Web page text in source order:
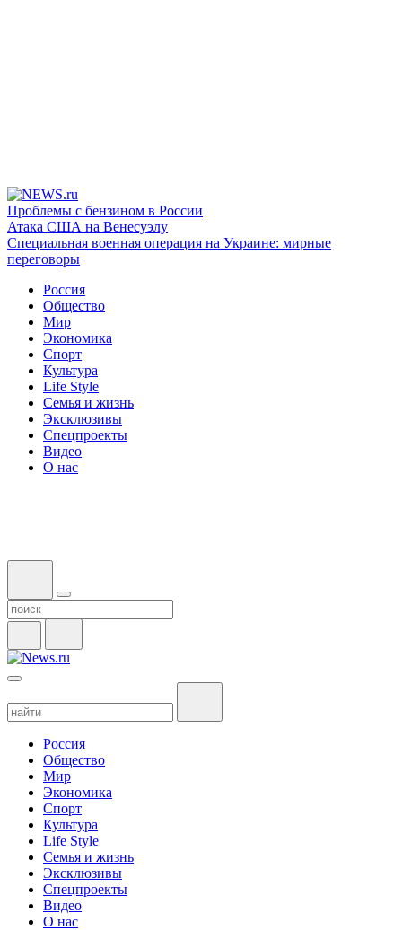
Проблемы с бензином в России
Атака США на Венесуэлу
Специальная военная операция на Украине: мирные
переговоры
Россия
Общество
Мир
Экономика
Спорт
Культура
Life Style
Семья и жизнь
Эксклюзивы
Спецпроекты
Видео
О нас
Россия
Общество
Мир
Экономика
Спорт
Культура
Life Style
Семья и жизнь
Эксклюзивы
Спецпроекты
Видео
О нас